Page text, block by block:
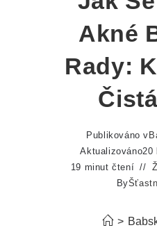
Akné
Rady:
Publikováno v
Aktualizováno20
19 minut čtení
By
>